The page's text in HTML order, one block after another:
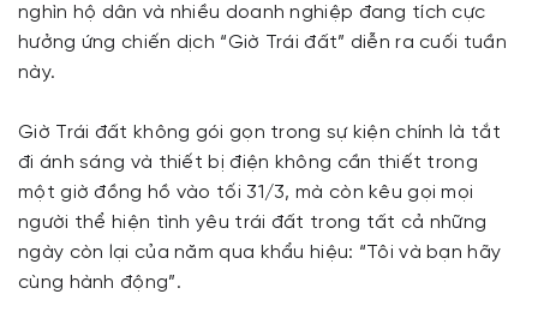
nghìn hộ dân và nhiều doanh nghiệp đang tích cực
hưởng ứng chiến dịch “Giờ Trái đất” diễn ra cuối tuần
này.
Giờ Trái đất không gói gọn trong sự kiện chính là tắt
đi ánh sáng và thiết bị điện không cần thiết trong
một giờ đồng hồ vào tối 31/3, mà còn kêu gọi mọi
người thể hiện tình yêu trái đất trong tất cả những
ngày còn lại của năm qua khẩu hiệu: “Tôi và bạn hãy
cùng hành động”.